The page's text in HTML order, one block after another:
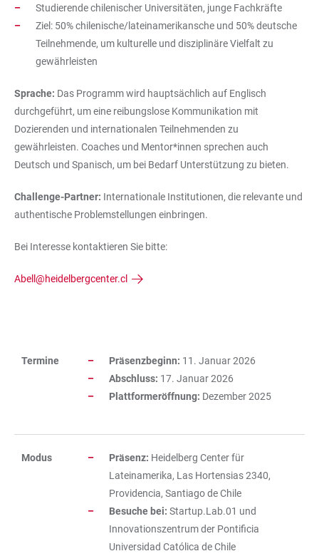
Studierende chilenischer Universitäten, junge Fachkräfte
Ziel: 50% chilenische/lateinamerikansche und 50% deutsche
Teilnehmende, um kulturelle und disziplinäre Vielfalt zu
gewährleisten
Sprache: Das Programm wird hauptsächlich auf Englisch
durchgeführt, um eine reibungslose Kommunikation mit
Dozierenden und internationalen Teilnehmenden zu
gewährleisten. Coaches und Mentor*innen sprechen auch
Deutsch und Spanisch, um bei Bedarf Unterstützung zu bieten.
Challenge-Partner: Internationale Institutionen, die relevante und
authentische Problemstellungen einbringen.
Bei Interesse kontaktieren Sie bitte:
Abell@heidelbergcenter.cl
Termine Präsenzbeginn: 11. Januar 2026
Abschluss: 17. Januar 2026
Plattformeröffnung: Dezember 2025
Modus Präsenz: Heidelberg Center für
Lateinamerika, Las Hortensias 2340,
Providencia, Santiago de Chile
Besuche bei: Startup.Lab.01 und
Innovationszentrum der Pontificia
Universidad Católica de Chile